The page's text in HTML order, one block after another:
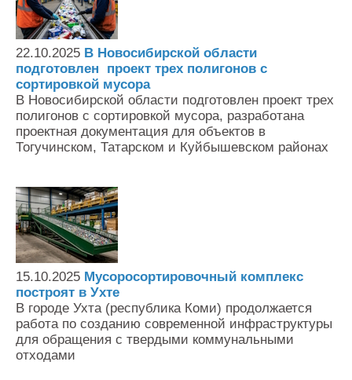
22.10.2025 В Новосибирской области
подготовлен проект трех полигонов с
сортировкой мусора
В Новосибирской области подготовлен проект трех
полигонов с сортировкой мусора, разработана
проектная документация для объектов в
Тогучинском, Татарском и Куйбышевском районах
15.10.2025 Мусоросортировочный комплекс
построят в Ухте
В городе Ухта (республика Коми) продолжается
работа по созданию современной инфраструктуры
для обращения с твердыми коммунальными
отходами